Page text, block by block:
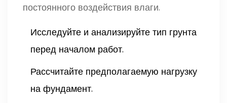
постоянного воздействия влаги.
Исследуйте и анализируйте тип грунта
перед началом работ.
Рассчитайте предполагаемую нагрузку
на фундамент.